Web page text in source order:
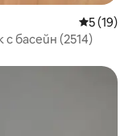
Средна
5 (19)
басейн (2514)